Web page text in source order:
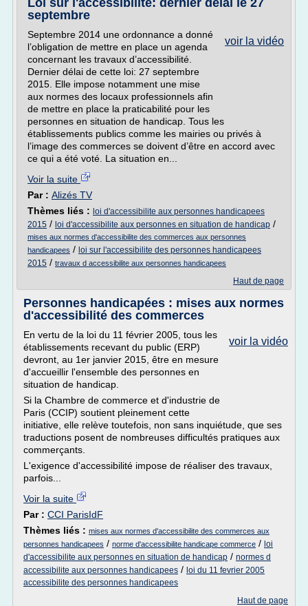
Loi sur l'accessibilité: dernier délai le 27
septembre
voir la vidéo
Septembre 2014 une ordonnance a donné
l’obligation de mettre en place un agenda
concernant les travaux d’accessibilité.
Dernier délai de cette loi: 27 septembre
2015. Elle impose notamment une mise
aux normes des locaux professionnels afin
de mettre en place la praticabilité pour les
personnes en situation de handicap. Tous les
établissements publics comme les mairies ou privés à
l’image des commerces se doivent d’être en accord avec
ce qui a été voté. La situation en...
Voir la suite
Par : Alizés TV
Thèmes liés : loi d'accessibilite aux personnes handicapees
2015 / loi d'accessibilite aux personnes en situation de handicap /
mises aux normes d'accessibilite des commerces aux personnes
handicapees / loi sur l'accessibilite des personnes handicapees
2015 / travaux d accessibilite aux personnes handicapees
Haut de page
Personnes handicapées : mises aux normes
d'accessibilité des commerces
voir la vidéo
En vertu de la loi du 11 février 2005, tous les
établissements recevant du public (ERP)
devront, au 1er janvier 2015, être en mesure
d'accueillir l'ensemble des personnes en
situation de handicap.
Si la Chambre de commerce et d'industrie de
Paris (CCIP) soutient pleinement cette
initiative, elle relève toutefois, non sans inquiétude, que ses
traductions posent de nombreuses difficultés pratiques aux
commerçants.
L'exigence d'accessibilité impose de réaliser des travaux,
parfois...
Voir la suite
Par : CCI ParisIdF
Thèmes liés : mises aux normes d'accessibilite des commerces aux
personnes handicapees / norme d'accessibilite handicape commerce / loi
d'accessibilite aux personnes en situation de handicap / normes d
accessibilite aux personnes handicapees / loi du 11 fevrier 2005
accessibilite des personnes handicapees
Haut de page